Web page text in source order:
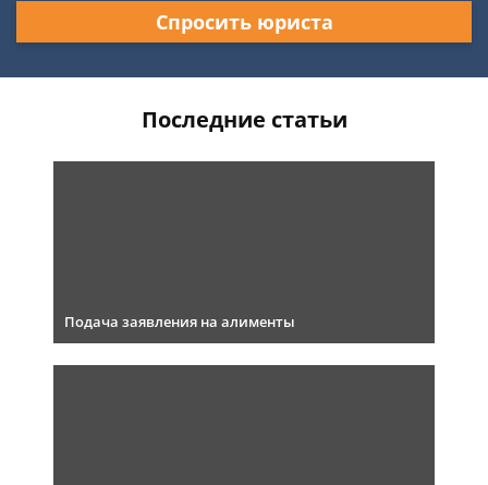
Спросить юриста
Последние статьи
Подача заявления на алименты